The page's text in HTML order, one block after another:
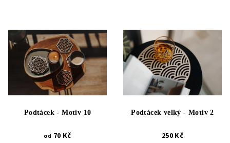
Podtácek - Motiv 10
od 70 Kč
Podtácek velký - Motiv 2
250 Kč